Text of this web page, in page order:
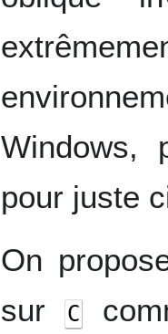
Windows,
pour juste
On
surC